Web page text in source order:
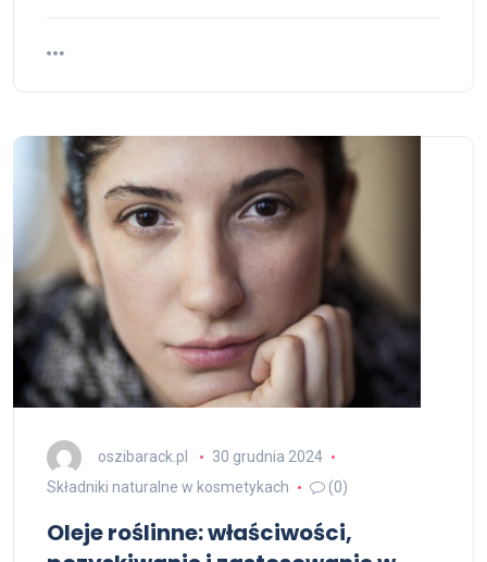
oszibarack.pl
30 grudnia 2024
Składniki naturalne w kosmetykach
(0)
Oleje roślinne: właściwości,